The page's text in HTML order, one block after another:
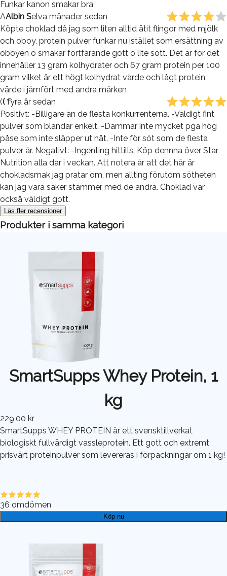
Funkar kanon smakar bra
AAlbin Selva månader sedan
Köpte choklad då jag som liten alltid ätit flingor med mjölk
och oboy, protein pulver funkar nu istället som ersättning av
oboyen o smakar fortfarande gott o lite sött. Det är för det
innehåller 13 gram kolhydrater och 67 gram protein per 100
gram vilket är ett högt kolhydrat värde och lågt protein
värde i jämfört med andra märken
(( ͡fyra år sedan
Positivt: -Billigare än de flesta konkurrenterna. -Väldigt fint
pulver som blandar enkelt. -Dammar inte mycket pga hög
påse som inte släpper ut nåt. -Inte för söt som de flesta
pulver är. Negativt: -Ingenting hittills. Köp dennna över Star
Nutrition alla dar i veckan. Att notera är att det här är
chokladsmak jag pratar om, men allting förutom sötheten
kan jag vara säker stämmer med de andra. Choklad var
också väldigt gott.
Läs fler recensioner
Produkter i samma kategori
SmartSupps Whey Protein, 1
kg
229,00 kr
SmartSupps WHEY PROTEIN är ett svensktillverkat
biologiskt fullvärdigt vassleprotein. Ett gott och extremt
prisvärt proteinpulver som levereras i förpackningar om 1 kg!
36 omdömen
Köp nu